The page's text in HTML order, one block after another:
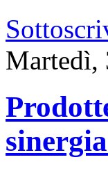
Martedì,